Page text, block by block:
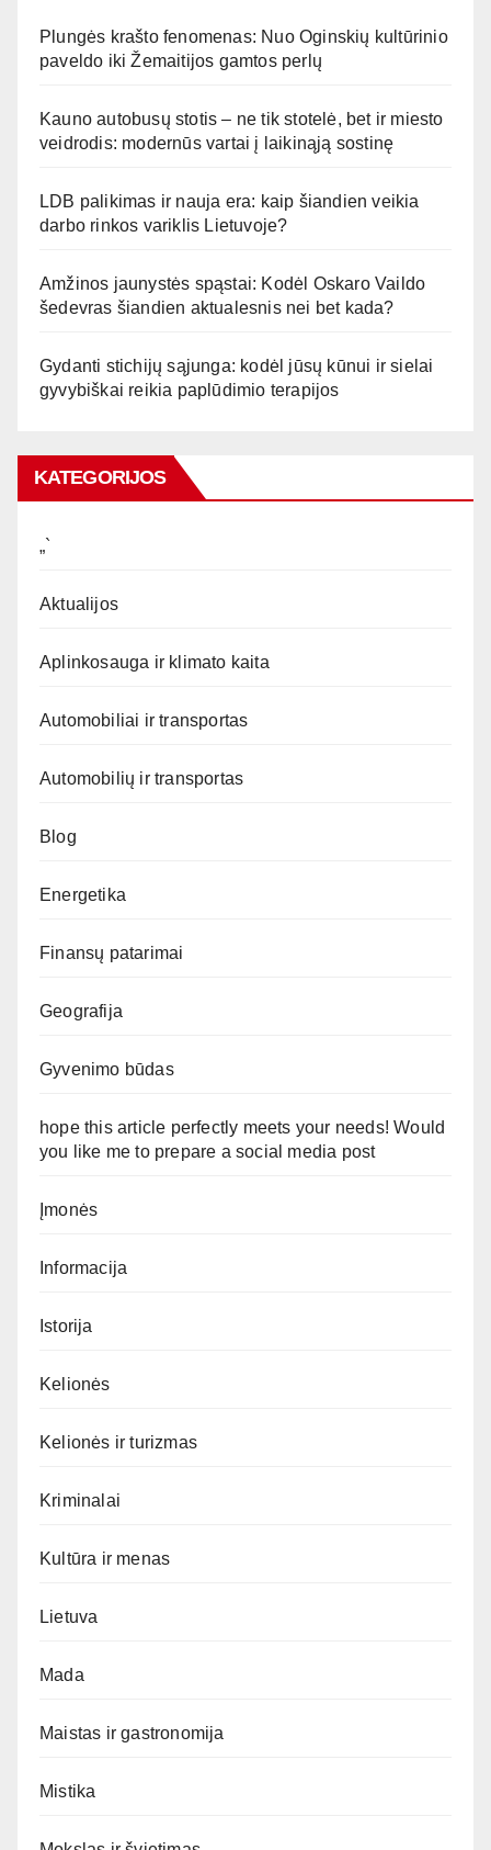
Plungės krašto fenomenas: Nuo Oginskių kultūrinio
paveldo iki Žemaitijos gamtos perlų
Kauno autobusų stotis – ne tik stotelė, bet ir miesto
veidrodis: modernūs vartai į laikinąją sostinę
LDB palikimas ir nauja era: kaip šiandien veikia
darbo rinkos variklis Lietuvoje?
Amžinos jaunystės spąstai: Kodėl Oskaro Vaildo
šedevras šiandien aktualesnis nei bet kada?
Gydanti stichijų sąjunga: kodėl jūsų kūnui ir sielai
gyvybiškai reikia paplūdimio terapijos
KATEGORIJOS
„`
Aktualijos
Aplinkosauga ir klimato kaita
Automobiliai ir transportas
Automobilių ir transportas
Blog
Energetika
Finansų patarimai
Geografija
Gyvenimo būdas
hope this article perfectly meets your needs! Would
you like me to prepare a social media post
Įmonės
Informacija
Istorija
Kelionės
Kelionės ir turizmas
Kriminalai
Kultūra ir menas
Lietuva
Mada
Maistas ir gastronomija
Mistika